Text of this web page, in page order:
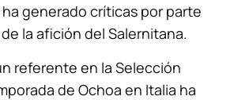
generado críticas por parte
la afición del Salernitana.
referente en la Selección
de Ochoa en Italia ha